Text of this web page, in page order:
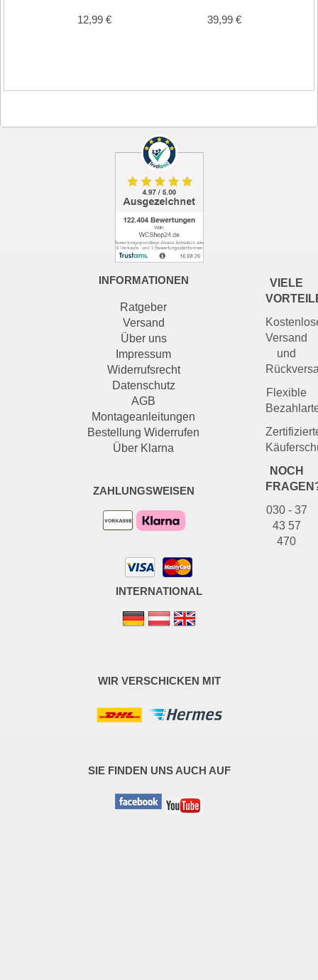
12,99 € 39,99 €
VIELE
Versand
und
Flexible
NOCH
030 - 37
43 57
470
INFORMATIONEN
Ratgeber
Versand
Über uns
Impressum
Widerrufsrecht
Datenschutz
AGB
Montageanleitungen
Bestellung Widerrufen
Über Klarna
ZAHLUNGSWEISEN
INTERNATIONAL
WIR VERSCHICKEN MIT
SIE FINDEN UNS AUCH AUF